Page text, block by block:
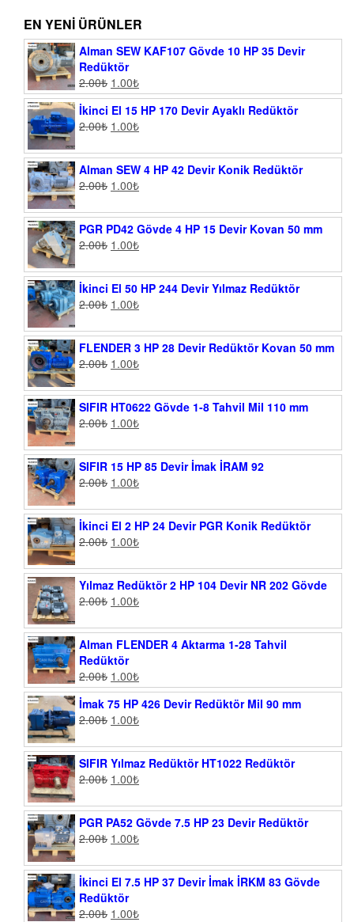
EN YENI ÜRÜNLER
Alman SEW KAF107 Gövde 10 HP 35 Devir
Redüktör
2.00₺ 1.00₺
İkinci El 15 HP 170 Devir Ayaklı Redüktör
2.00₺ 1.00₺
Alman SEW 4 HP 42 Devir Konik Redüktör
2.00₺ 1.00₺
PGR PD42 Gövde 4 HP 15 Devir Kovan 50 mm
2.00₺ 1.00₺
İkinci El 50 HP 244 Devir Yılmaz Redüktör
2.00₺ 1.00₺
FLENDER 3 HP 28 Devir Redüktör Kovan 50 mm
2.00₺ 1.00₺
SIFIR HT0622 Gövde 1-8 Tahvil Mil 110 mm
2.00₺ 1.00₺
SIFIR 15 HP 85 Devir İmak İRAM 92
2.00₺ 1.00₺
İkinci El 2 HP 24 Devir PGR Konik Redüktör
2.00₺ 1.00₺
Yılmaz Redüktör 2 HP 104 Devir NR 202 Gövde
2.00₺ 1.00₺
Alman FLENDER 4 Aktarma 1-28 Tahvil
Redüktör
2.00₺ 1.00₺
İmak 75 HP 426 Devir Redüktör Mil 90 mm
2.00₺ 1.00₺
SIFIR Yılmaz Redüktör HT1022 Redüktör
2.00₺ 1.00₺
PGR PA52 Gövde 7.5 HP 23 Devir Redüktör
2.00₺ 1.00₺
İkinci El 7.5 HP 37 Devir İmak İRKM 83 Gövde
Redüktör
2.00₺ 1.00₺